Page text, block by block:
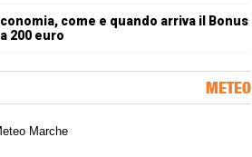
come e quando arriva il Bonus
200 euro
METEO
meteorologica delle Marche